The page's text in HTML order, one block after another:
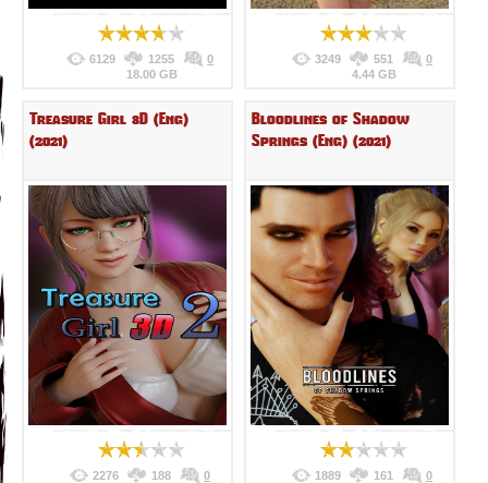
6129 1255
0
18.00 GB
3249 551
0
4.44 GB
Treasure Girl 3D (Eng)
(2021)
2276 188
0
Bloodlines of Shadow
Springs (Eng) (2021)
1889 161
0